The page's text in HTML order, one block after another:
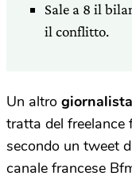
Sale a 8 il
il conflitto.
Un altro
tratta del freelance
secondo un tweet
canale francese